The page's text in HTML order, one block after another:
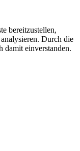
bereitzustellen,
Durch die
damit einverstanden.